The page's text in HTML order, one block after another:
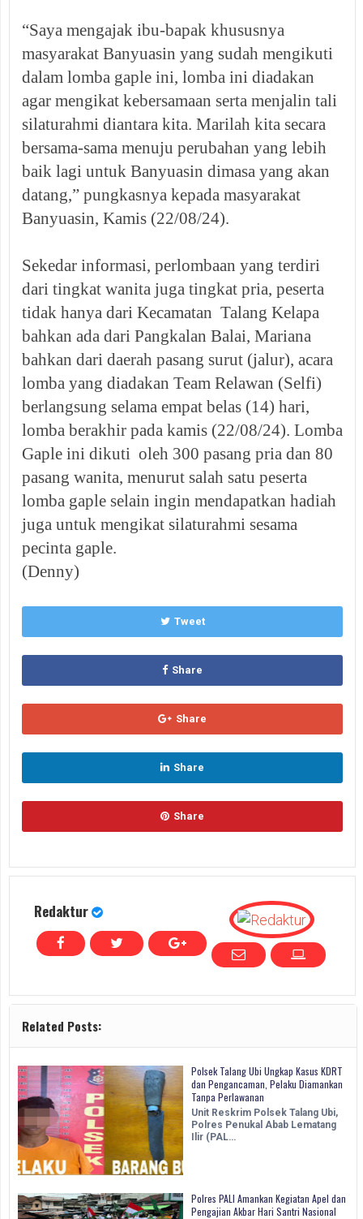
“Saya mengajak ibu-bapak khususnya
masyarakat Banyuasin yang sudah mengikuti
dalam lomba gaple ini, lomba ini diadakan
agar mengikat kebersamaan serta menjalin tali
silaturahmi diantara kita. Marilah kita secara
bersama-sama menuju perubahan yang lebih
baik lagi untuk Banyuasin dimasa yang akan
datang,” pungkasnya kepada masyarakat
Banyuasin, Kamis (22/08/24).
Sekedar informasi, perlombaan yang terdiri
dari tingkat wanita juga tingkat pria, peserta
tidak hanya dari Kecamatan Talang Kelapa
bahkan ada dari Pangkalan Balai, Mariana
bahkan dari daerah pasang surut (jalur), acara
lomba yang diadakan Team Relawan (Selfi)
berlangsung selama empat belas (14) hari,
lomba berakhir pada kamis (22/08/24). Lomba
Gaple ini dikuti oleh 300 pasang pria dan 80
pasang wanita, menurut salah satu peserta
lomba gaple selain ingin mendapatkan hadiah
juga untuk mengikat silaturahmi sesama
pecinta gaple.
(Denny)
Tweet
Share
Share
Share
Share
Redaktur
Related Posts:
Polsek Talang Ubi Ungkap Kasus KDRT
dan Pengancaman, Pelaku Diamankan
Tanpa Perlawanan
Unit Reskrim Polsek Talang Ubi,
Polres Penukal Abab Lematang
Ilir (PAL…
Polres PALI Amankan Kegiatan Apel dan
Pengajian Akbar Hari Santri Nasional